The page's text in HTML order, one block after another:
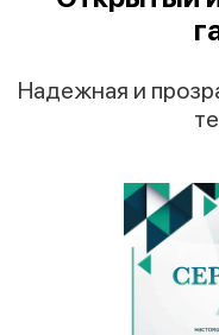
Надежная и